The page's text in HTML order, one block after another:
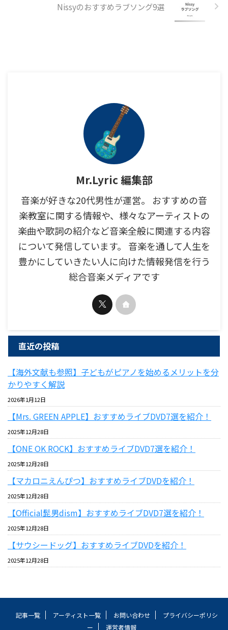
Nissyのおすすめラブソング9選
Mr.Lyric 編集部
音楽が好きな20代男性が運営。 おすすめの音
楽教室に関する情報や、様々なアーティストの
楽曲や歌詞の紹介など音楽全般に関連する内容
について発信しています。 音楽を通して人生を
豊かにしていきたい人に向けた情報発信を行う
総合音楽メディアです
直近の投稿
【海外文献も参照】子どもがピアノを始めるメリットを分
かりやすく解説
2026年1月12日
【Mrs. GREEN APPLE】おすすめライブDVD7選を紹介！
2025年12月28日
【ONE OK ROCK】おすすめライブDVD7選を紹介！
2025年12月28日
【マカロニえんぴつ】おすすめライブDVDを紹介！
2025年12月28日
【Official髭男dism】おすすめライブDVD7選を紹介！
2025年12月28日
【サウシードッグ】おすすめライブDVDを紹介！
2025年12月28日
記事一覧 アーティスト一覧 お問い合わせ
プライバシーポリシ
ー
運営者情報